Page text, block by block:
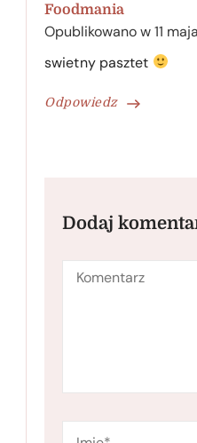
Foodmania
Opublikowano w11
Odpowiedz
swietny pasztet
Dodaj